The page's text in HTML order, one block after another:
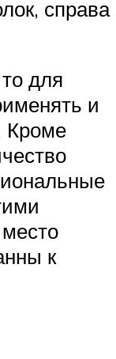
справа
для
и
Кроме
к